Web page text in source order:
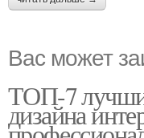
Вас может
ТОП-7
дизайна